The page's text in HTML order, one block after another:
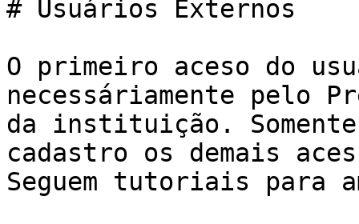
# Usuários Externos
O primeiro aceso do
necessáriamente pelo
da instituição.
cadastro os demais
Seguem tutoriais para